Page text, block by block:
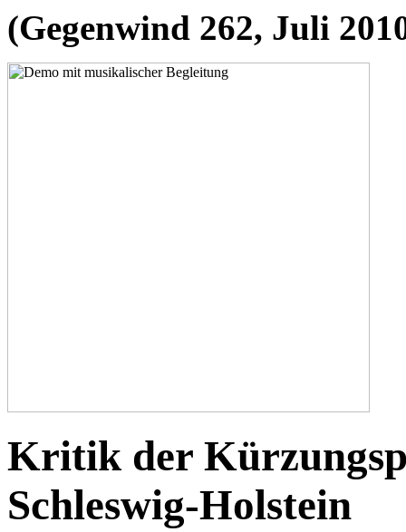
(Gegenwind 262, Juli
Kritik der
Schleswig-Holstein